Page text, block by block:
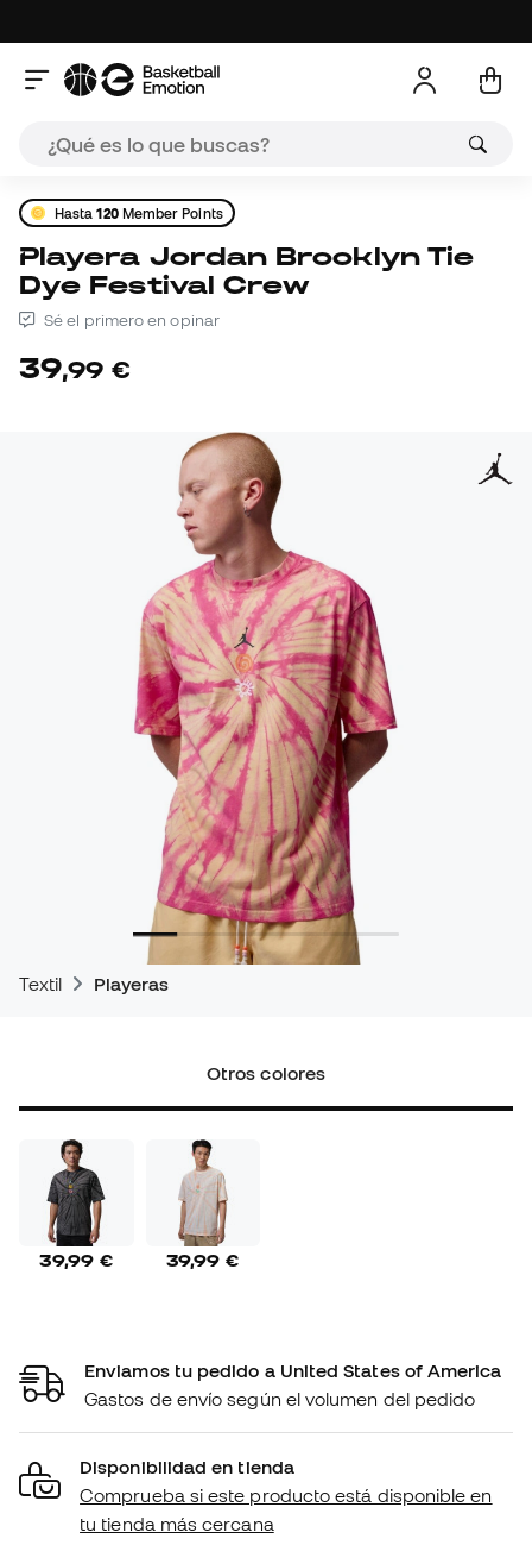
Hasta120Member Points
Playera Jordan Brooklyn Tie
Dye Festival Crew
Sé el primero en opinar
39,99 €
Textil Playeras
Otros colores
39,99 € 39,99 €
Enviamos tu pedido a United States of America
Gastos de envío según el volumen del pedido
Disponibilidad en tienda
Comprueba si este producto está disponible en
tu tienda más cercana